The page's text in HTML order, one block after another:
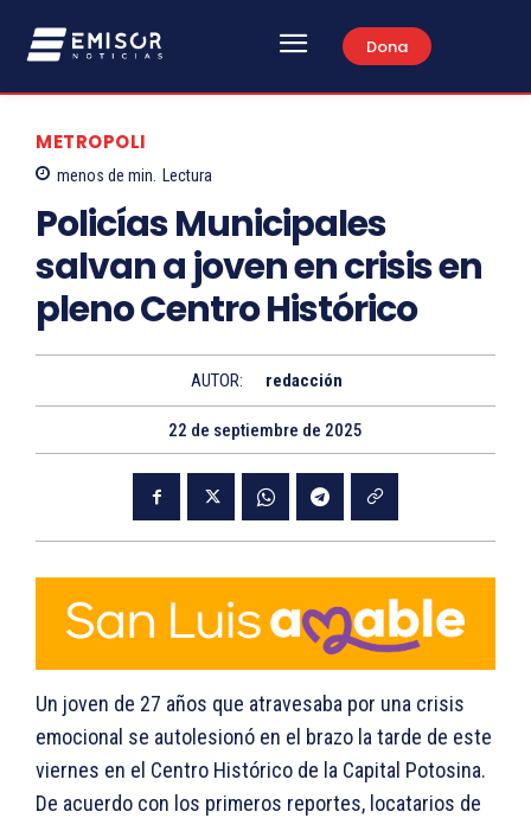
Dona
METROPOLI
menos de min. Lectura
Policías Municipales
salvan a joven en crisis en
pleno Centro Histórico
AUTOR: redacción
22 de septiembre de 2025
Un joven de 27 años que atravesaba por una crisis
emocional se autolesionó en el brazo la tarde de este
viernes en el Centro Histórico de la Capital Potosina.
De acuerdo con los primeros reportes, locatarios de